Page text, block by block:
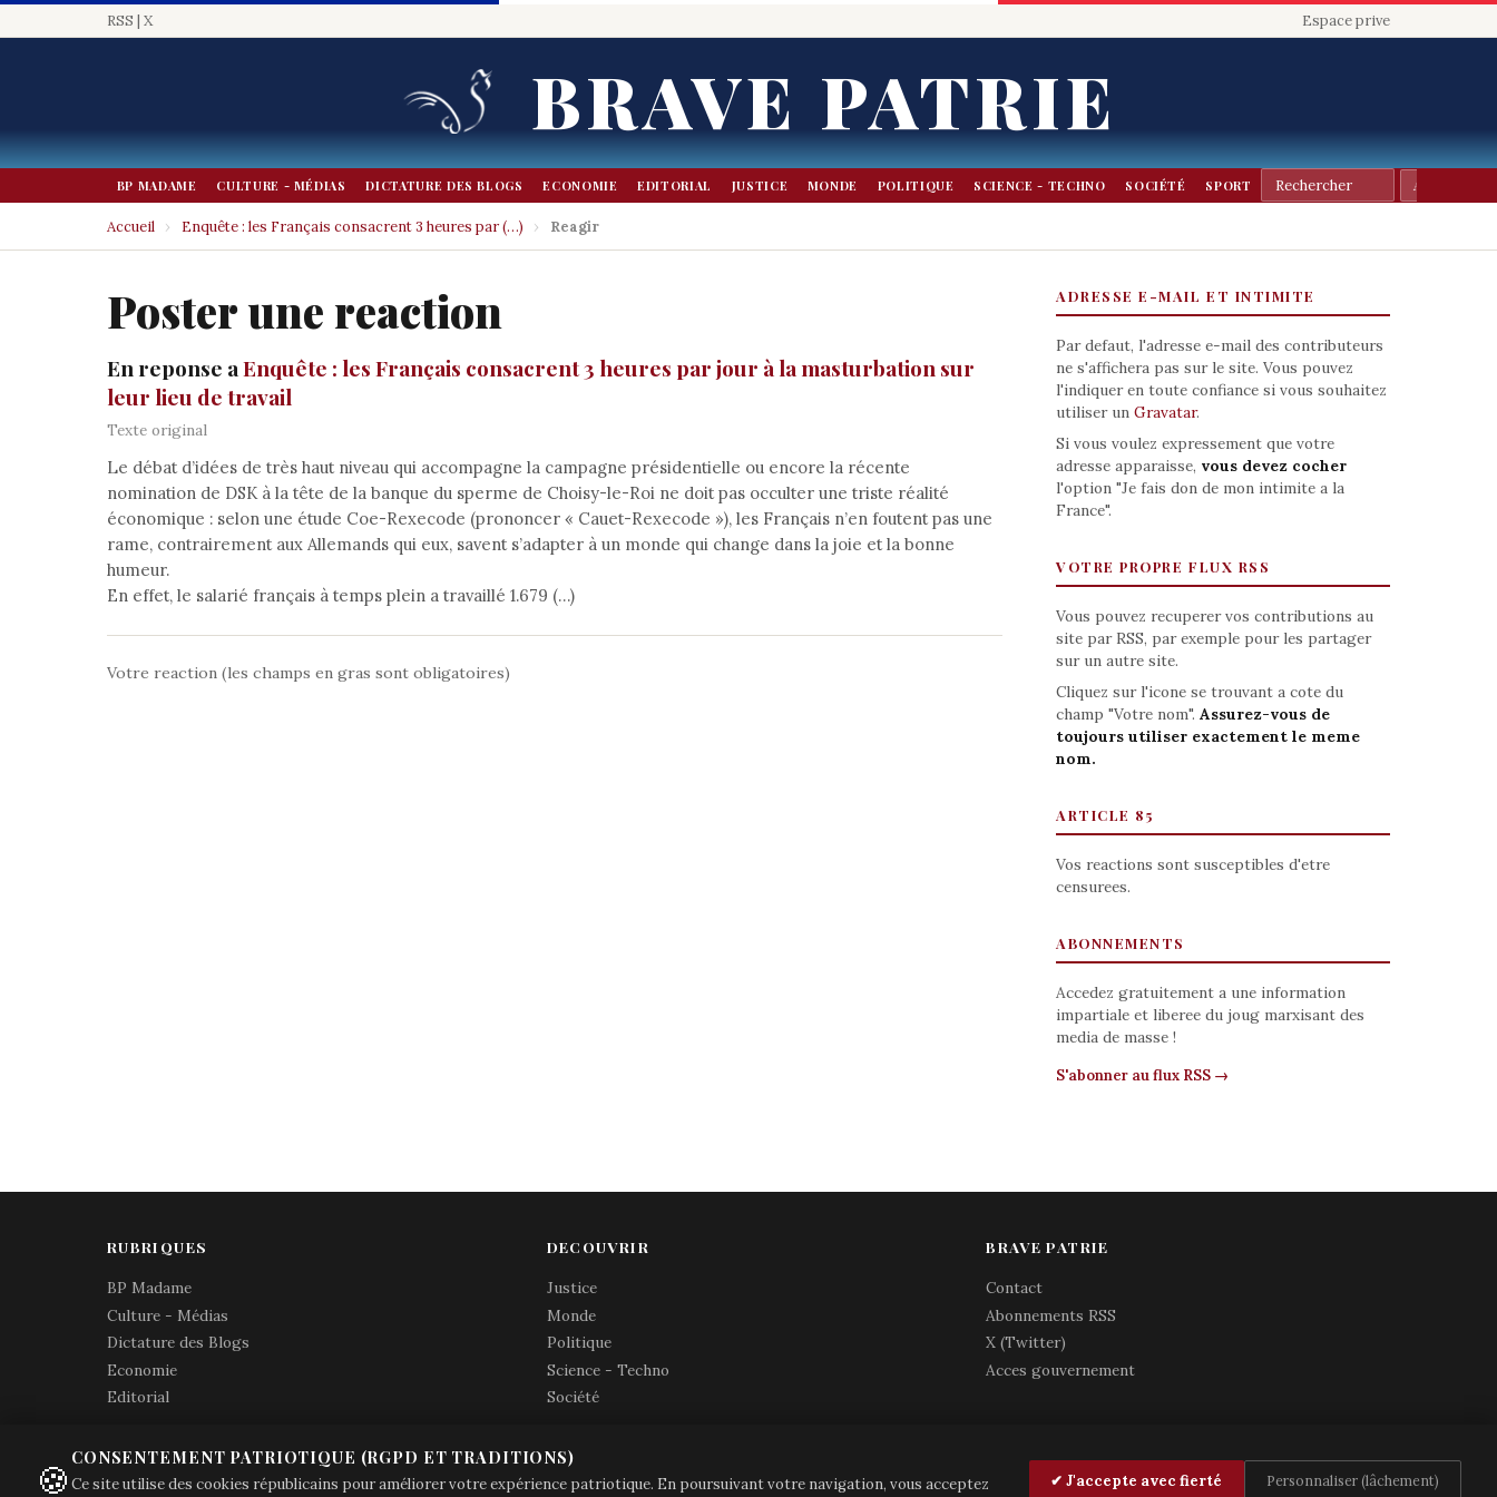
RSS | X Espace prive
BRAVE PATRIE
BP MADAME CULTURE - MÉDIAS DICTATURE DES BLOGS ECONOMIE EDITORIAL JUSTICE MONDE POLITIQUE SCIENCE - TECHNO SOCIÉTÉ SPORT
Accueil › Enquête : les Français consacrent 3 heures par (…) › Reagir
Poster une reaction
En reponse aEnquête : les Français consacrent 3 heures par jour à la masturbation sur
leur lieu de travail
Texte original
Le débat d’idées de très haut niveau qui accompagne la campagne présidentielle ou encore la récente
nomination de DSK à la tête de la banque du sperme de Choisy-le-Roi ne doit pas occulter une triste réalité
économique : selon une étude Coe-Rexecode (prononcer « Cauet-Rexecode »), les Français n’en foutent pas une
rame, contrairement aux Allemands qui eux, savent s’adapter à un monde qui change dans la joie et la bonne
humeur.
En effet, le salarié français à temps plein a travaillé 1.679 (…)
Votre reaction (les champs en gras sont obligatoires)
ADRESSE E-MAIL ET INTIMITE
Par defaut, l'adresse e-mail des contributeurs
ne s'affichera pas sur le site. Vous pouvez
l'indiquer en toute confiance si vous souhaitez
utiliser un Gravatar.
Si vous voulez expressement que votre
adresse apparaisse, vous devez cocher
l'option "Je fais don de mon intimite a la
France".
VOTRE PROPRE FLUX RSS
Vous pouvez recuperer vos contributions au
site par RSS, par exemple pour les partager
sur un autre site.
Cliquez sur l'icone se trouvant a cote du
champ "Votre nom". Assurez-vous de
toujours utiliser exactement le meme
nom.
ARTICLE 85
Vos reactions sont susceptibles d'etre
censurees.
ABONNEMENTS
Accedez gratuitement a une information
impartiale et liberee du joug marxisant des
media de masse !
S'abonner au flux RSS →
RUBRIQUES
BP Madame
Culture - Médias
Dictature des Blogs
Economie
Editorial
DECOUVRIR
Justice
Monde
Politique
Science - Techno
Société
BRAVE PATRIE
Contact
Abonnements RSS
X (Twitter)
Acces gouvernement
© Brave Patrie + friends—
🍪
CONSENTEMENT PATRIOTIQUE (RGPD ET TRADITIONS)
Ce site utilise des cookies républicains pour améliorer votre expérience patriotique. En poursuivant votre navigation, vous acceptez
✔ J'accepte avec fierté Personnaliser (lâchement)